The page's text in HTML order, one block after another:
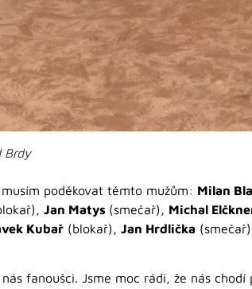
Brdy
poděkovat těmto mužům: Milan
Jan Matys (smečař), Michal
Kubař (blokař), Jan Hrdlička
fanoušci. Jsme moc rádi, že nás